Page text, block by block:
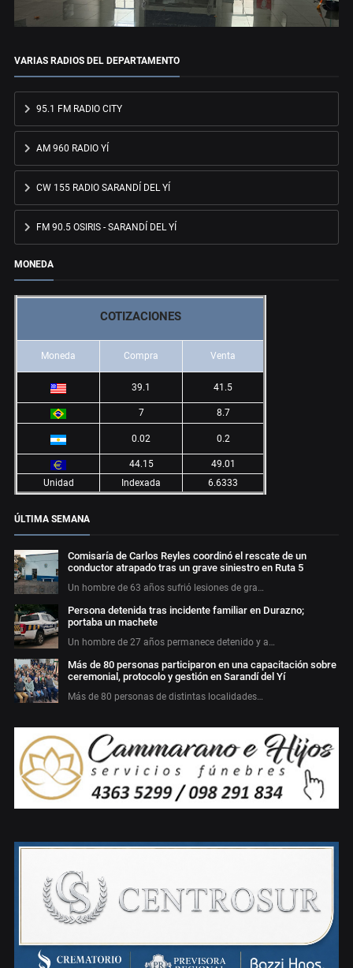
VARIAS RADIOS DEL DEPARTAMENTO
95.1 FM RADIO CITY
AM 960 RADIO YÍ
CW 155 RADIO SARANDÍ DEL YÍ
FM 90.5 OSIRIS - SARANDÍ DEL YÍ
MONEDA
COTIZACIONES
Moneda Compra Venta
39.1 41.5
7 8.7
0.02 0.2
44.15
49.01
Unidad
Indexada 6.6333
ÚLTIMA SEMANA
Comisaría de Carlos Reyles coordinó el rescate de un
conductor atrapado tras un grave siniestro en Ruta 5
Un hombre de 63 años sufrió lesiones de gra…
Persona detenida tras incidente familiar en Durazno;
portaba un machete
Un hombre de 27 años permanece detenido y a…
Más de 80 personas participaron en una capacitación sobre
ceremonial, protocolo y gestión en Sarandí del Yí
Más de 80 personas de distintas localidades…